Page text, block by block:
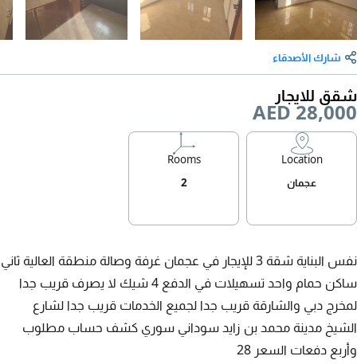
شارك الأصدقاء
شقق للايجار
AED 28,000
Location
عجمان
Rooms
2
نفس البناية شقة 3 للإيجار في عجمان غرفة وصالة منطقة العالية ثاني
ساكن حمام واحد تسهيلات في الدفع 4 شيك لا يصرف قريب جدا
لمخرج دبي والشارقة قريب جدا لجميع الخدمات قريب جدا لشارع
الشيخ مدينة محمد بن زايد سوداني سوري كشف حساب مطلوب
وأربع دفعات السعر 28